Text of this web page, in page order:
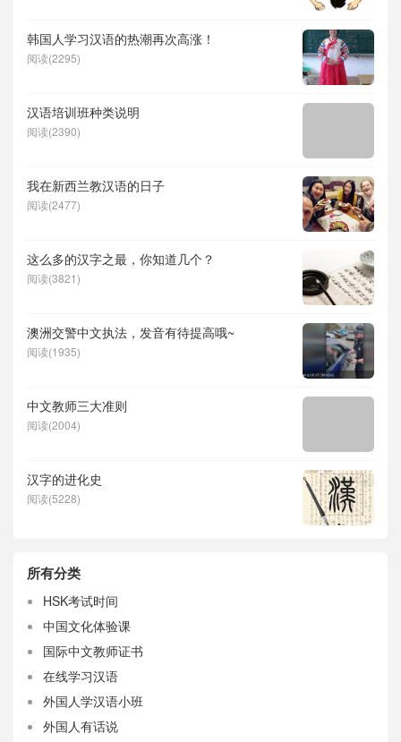
韩国人学习汉语的热潮再次高涨！
阅读(2295)
汉语培训班种类说明
阅读(2390)
我在新西兰教汉语的日子
阅读(2477)
这么多的汉字之最，你知道几个？
阅读(3821)
澳洲交警中文执法，发音有待提高哦~
阅读(1935)
中文教师三大准则
阅读(2004)
汉字的进化史
阅读(5228)
所有分类
HSK考试时间
中国文化体验课
国际中文教师证书
在线学习汉语
外国人学汉语小班
外国人有话说